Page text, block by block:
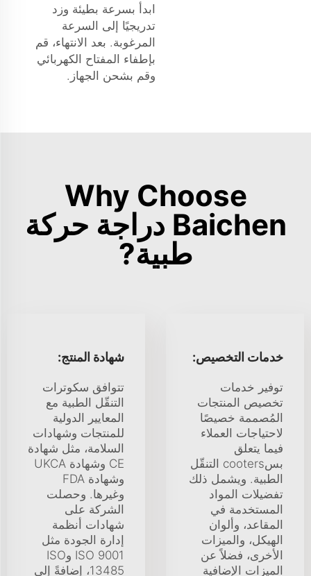
ابدأ بسرعة بطيئة وزد
تدريجيًا إلى السرعة
المرغوبة. بعد الانتهاء، قم
بإطفاء المفتاح الكهربائي
وقم بشحن الجهاز.
Why Choose
Baichen دراجة حركة
طبية?
خدمات التخصيص:
توفير خدمات
تخصيص المنتجات
المُصممة خصيصًا
لاحتياجات العملاء
فيما يتعلق
بسcooters التنقّل
الطبية. ويشمل ذلك
تفضيلات المواد
المستخدمة في
المقاعد، وألوان
الهيكل، والميزات
الأخرى، فضلاً عن
الميزات الإضافية
شهادة المنتج:
تتوافق سكوترات
التنقّل الطبية مع
المعايير الدولية
للمنتجات وشهادات
السلامة، مثل شهادة
CE وشهادة UKCA
وشهادة FDA
وغيرها. وحصلت
الشركة على
شهادات أنظمة
إدارة الجودة مثل
ISO 9001 وISO
13485، إضافةً إلى